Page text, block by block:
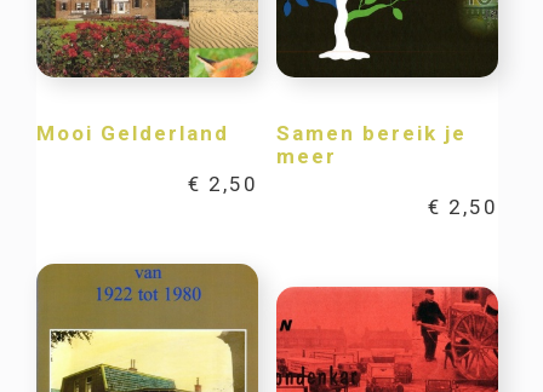
Mooi Gelderland
€ 2,50
Samen bereik je
meer
€ 2,50